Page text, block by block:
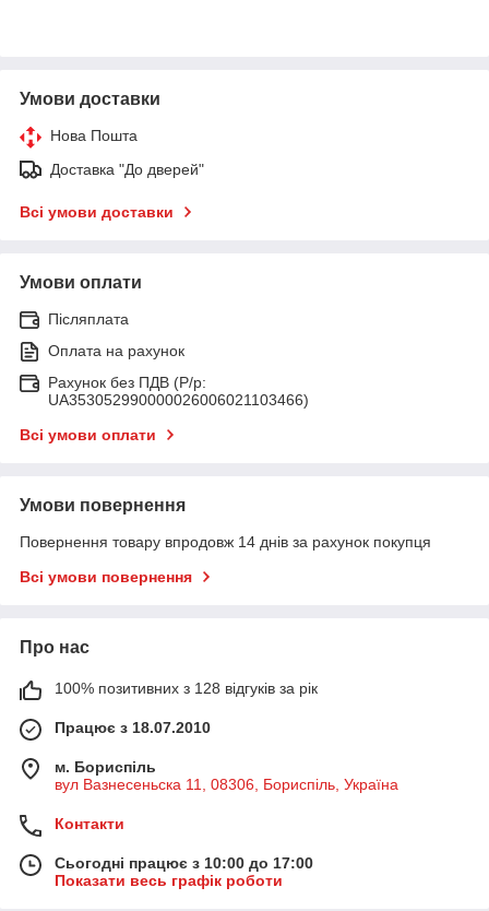
Умови доставки
Нова Пошта
Доставка "До дверей"
Всі умови доставки
Умови оплати
Післяплата
Оплата на рахунок
Рахунок без ПДВ (Р/р:
UA353052990000026006021103466)
Всі умови оплати
Умови повернення
Повернення товару впродовж 14 днів за рахунок покупця
Всі умови повернення
Про нас
100% позитивних з 128 відгуків за рік
Працює з 18.07.2010
м. Бориспіль
вул Вазнесеньска 11, 08306, Бориспіль, Україна
Контакти
Сьогодні працює з 10:00 до 17:00
Показати весь графік роботи